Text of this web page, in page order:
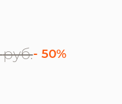
руб.- 50%